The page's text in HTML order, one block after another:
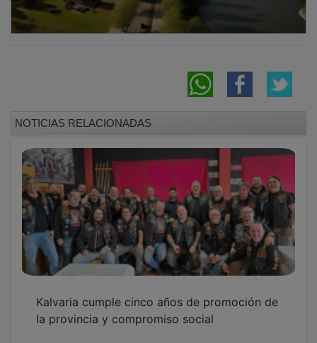
la provincia y compromiso social